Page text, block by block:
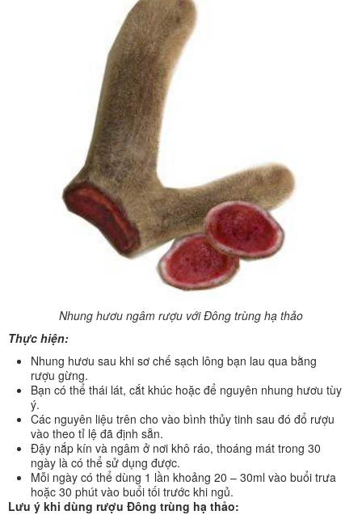
Nhung hươu ngâm rượu với Đông trùng hạ thảo
Thực hiện:
Nhung hươu sau khi sơ chế sạch lông bạn lau qua bằng
rượu gừng.
Bạn có thể thái lát, cắt khúc hoặc để nguyên nhung hươu tùy
ý.
Các nguyên liệu trên cho vào bình thủy tinh sau đó đổ rượu
vào theo tỉ lệ đã định sẵn.
Đậy nắp kín và ngâm ở nơi khô ráo, thoáng mát trong 30
ngày là có thể sử dụng được.
Mỗi ngày có thể dùng 1 lần khoảng 20 – 30ml vào buổi trưa
hoặc 30 phút vào buổi tối trước khi ngủ.
Lưu ý khi dùng rượu Đông trùng hạ thảo: